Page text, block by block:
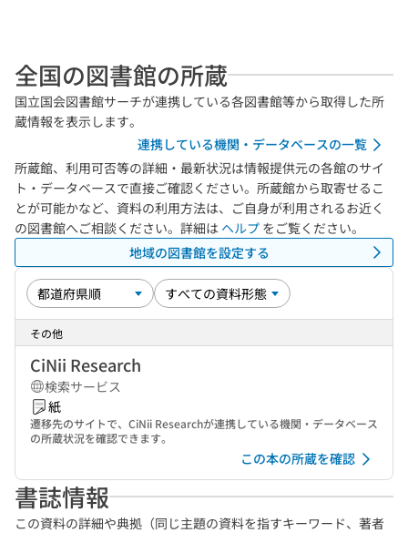
全国の図書館の所蔵
国立国会図書館サーチが連携している各図書館等から取得した所
蔵情報を表示します。
連携している機関・データベースの一覧
所蔵館、利用可否等の詳細・最新状況は情報提供元の各館のサイ
ト・データベースで直接ご確認ください。所蔵館から取寄せるこ
とが可能かなど、資料の利用方法は、ご自身が利用されるお近く
の図書館へご相談ください。詳細は ヘルプ をご覧ください。
地域の図書館を設定する
その他
CiNii Research
検索サービス
紙
遷移先のサイトで、CiNii Researchが連携している機関・データベース
の所蔵状況を確認できます。
この本の所蔵を確認
書誌情報
この資料の詳細や典拠（同じ主題の資料を指すキーワード、著者